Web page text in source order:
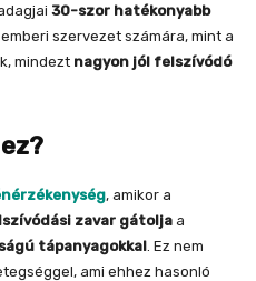
30-szor hatékonyabb
szervezet számára, mint a
mindezt nagyon jól felszívódó
, amikor a
zavar gátolja a
tápanyagokkal . Ez nem
ami ehhez hasonló